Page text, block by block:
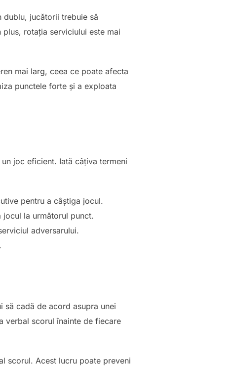
jucătorii trebuie să
rotația serviciului este mai
mai larg, ceea ce poate afecta
punctele forte și a exploata
joc eficient. Iată câțiva termeni
pentru a câștiga jocul.
jocul la următorul punct.
adversarului.
să cadă de acord asupra unei
verbal scorul înainte de fiecare
scorul. Acest lucru poate preveni